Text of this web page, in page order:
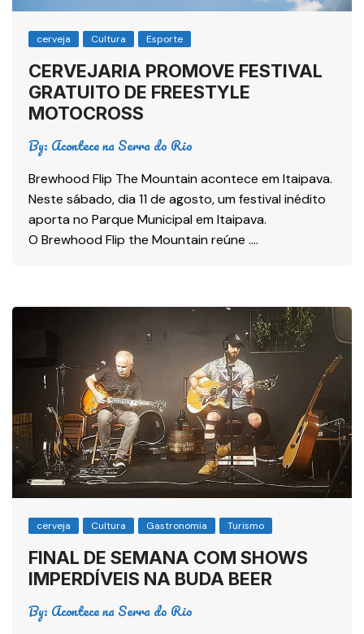
cerveja Cultura Esporte
CERVEJARIA PROMOVE FESTIVAL
GRATUITO DE FREESTYLE
MOTOCROSS
By: Acontece na Serra do Rio
Brewhood Flip The Mountain acontece em Itaipava.
Neste sábado, dia 11 de agosto, um festival inédito
aporta no Parque Municipal em Itaipava.
O Brewhood Flip the Mountain reúne ….
cerveja Cultura Gastronomia Turismo
FINAL DE SEMANA COM SHOWS
IMPERDÍVEIS NA BUDA BEER
By: Acontece na Serra do Rio